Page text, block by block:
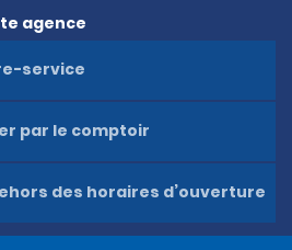
agence
service
par le comptoir
des horaires d’ouverture